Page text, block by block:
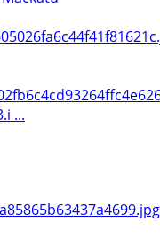
...